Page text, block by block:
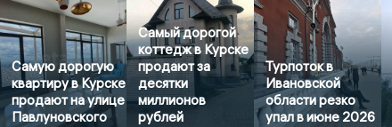
Самую дорогую
квартиру в Курске
продают на улице
Павлуновского
Самый дорогой
коттедж в Курске
продают за
десятки
миллионов
рублей
Турпоток в
Ивановской
области резко
упал в июне 2026